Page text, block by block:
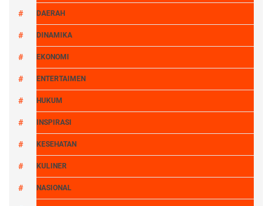
DAERAH
DINAMIKA
EKONOMI
ENTERTAIMEN
HUKUM
INSPIRASI
KESEHATAN
KULINER
NASIONAL